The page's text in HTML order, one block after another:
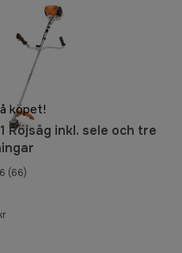
köpet!
Röjsåg inkl. sele och tre
(66)